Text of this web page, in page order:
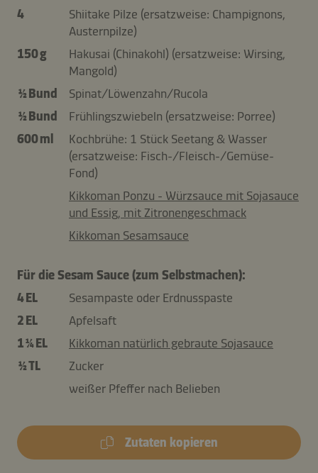
4
Shiitake Pilze (ersatzweise: Champignons,
Austernpilze)
150 g
Hakusai (Chinakohl) (ersatzweise: Wirsing,
Mangold)
½ Bund
Spinat/Löwenzahn/Rucola
½ Bund
Frühlingszwiebeln (ersatzweise: Porree)
600 ml
Kochbrühe: 1 Stück Seetang & Wasser
(ersatzweise: Fisch-/Fleisch-/Gemüse-
Fond)
Kikkoman Ponzu - Würzsauce mit Sojasauce
und Essig, mit Zitronengeschmack
Kikkoman Sesamsauce
Für die Sesam Sauce (zum Selbstmachen):
4 EL
Sesampaste oder Erdnusspaste
2 EL
Apfelsaft
1 ¼ EL
Kikkoman natürlich gebraute Sojasauce
½ TL
Zucker
weißer Pfeffer nach Belieben
Zutaten kopieren